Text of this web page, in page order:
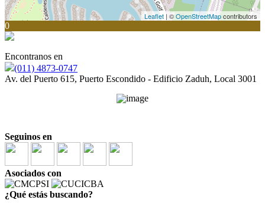
Leaflet | ©OpenStreetMapcontributors
0
Encontranos en
(011) 4873-0747
Av. del Puerto 615, Puerto Escondido - Edificio Zaduh, Local 3001
Seguinos en
Asociados con
¿Qué estás buscando?